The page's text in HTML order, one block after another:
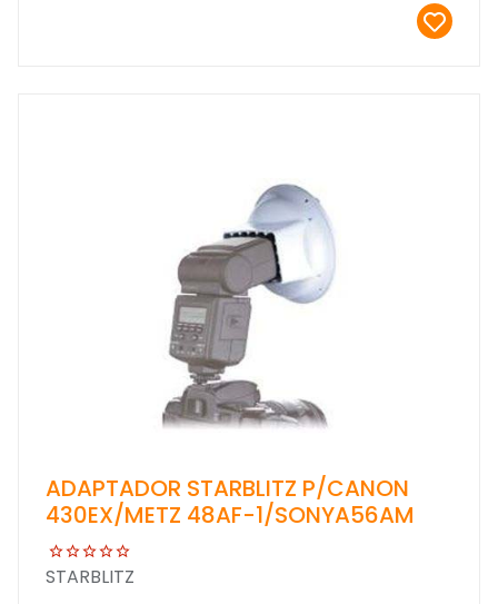
ADAPTADOR STARBLITZ P/CANON
430EX/METZ 48AF-1/SONYA56AM
STARBLITZ